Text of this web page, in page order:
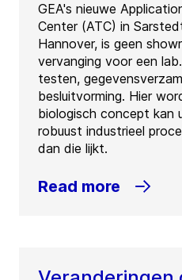
GEA's nieuwe
Center (ATC) in
Hannover, is geen
vervanging voor een
testen,
besluitvorming. Hier
biologisch concept kan
robuust industrieel
dan die lijkt.
Read more